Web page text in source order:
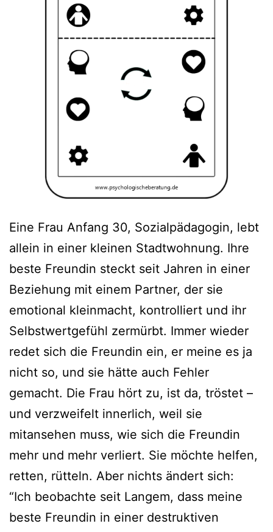
Eine Frau Anfang 30, Sozialpädagogin, lebt
allein in einer kleinen Stadtwohnung. Ihre
beste Freundin steckt seit Jahren in einer
Beziehung mit einem Partner, der sie
emotional kleinmacht, kontrolliert und ihr
Selbstwertgefühl zermürbt. Immer wieder
redet sich die Freundin ein, er meine es ja
nicht so, und sie hätte auch Fehler
gemacht. Die Frau hört zu, ist da, tröstet –
und verzweifelt innerlich, weil sie
mitansehen muss, wie sich die Freundin
mehr und mehr verliert. Sie möchte helfen,
retten, rütteln. Aber nichts ändert sich:
“Ich beobachte seit Langem, dass meine
beste Freundin in einer destruktiven